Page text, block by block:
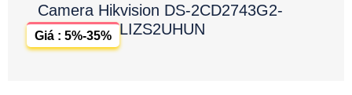
Camera Hikvision DS-2CD2743G2-
LIZS2UHUN
Giá : 5%-35%